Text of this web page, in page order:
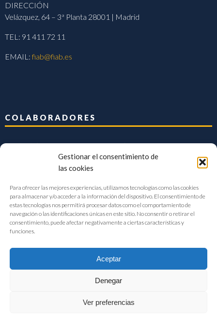
Gestionar el consentimiento de
las cookies
Para ofrecer las mejores experiencias, utilizamos tecnologías como las cookies
para almacenar y/o acceder a la información del dispositivo. El consentimiento de
estas tecnologías nos permitirá procesar datos como el comportamiento de
navegación o las identificaciones únicas en este sitio. No consentir o retirar el
consentimiento, puede afectar negativamente a ciertas características y
funciones.
Aceptar
Denegar
Ver preferencias
DIRECCIÓN
Velázquez, 64 – 3ª Planta 28001 | Madrid
TEL: 91 411 72 11
EMAIL:fiab@fiab.es
COLABORADORES
FIAB Federación Española de Industrias de la Alimentación y Bebidas